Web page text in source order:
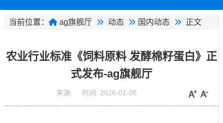
当前位置： ag旗舰厅 动态 国内动态 正文
农业行业标准《饲料原料 发酵棉籽蛋白》正
式发布-ag旗舰厅
来源: 时间: 2026-01-05